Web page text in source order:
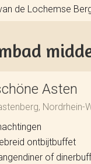
de Lochemse
Asten
Nordrhein-
ontbijtbuffet
of